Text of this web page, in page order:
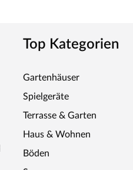
Top Kategorien
Gartenhäuser
Spielgeräte
Terrasse & Garten
Haus & Wohnen
Böden